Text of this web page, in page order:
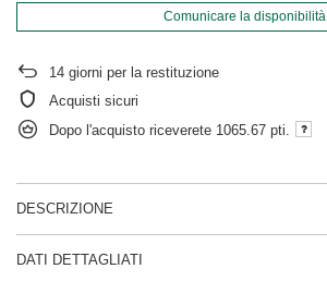
Comunicare la disponibilità
14 giorni per la restituzione
Acquisti sicuri
Dopo l'acquisto riceverete 1065.67 pti.
DESCRIZIONE
DATI DETTAGLIATI